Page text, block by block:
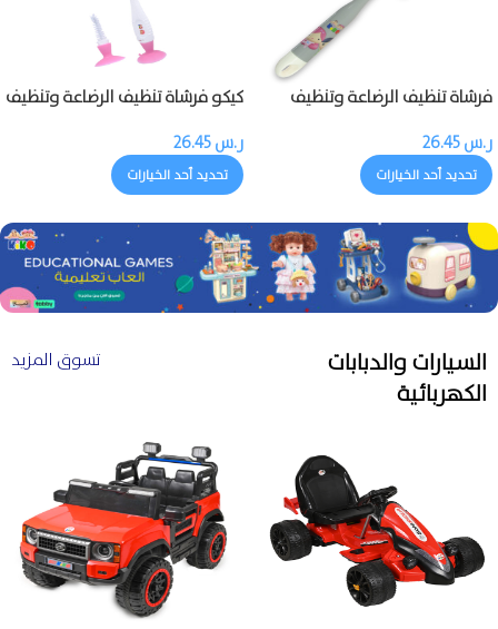
فرشاة تنظيف الرضاعة وتنظيف
ر.س
تحديد أحد الخيارات
كيكو فرشاة تنظيف الرضاعة وتنظيف
ر.س
تحديد أحد الخيارات
السيارات والدبابات
الكهربائية
تسوق المزيد